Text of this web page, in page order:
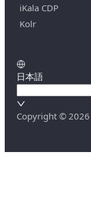
iKala CDP
Kolr
日本語
Copyright © 2026